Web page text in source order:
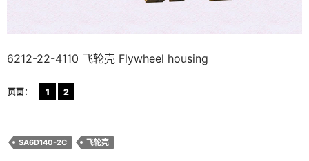
6212-22-4110 飞轮壳 Flywheel housing
页面： 1 2
SA6D140-2C 飞轮壳